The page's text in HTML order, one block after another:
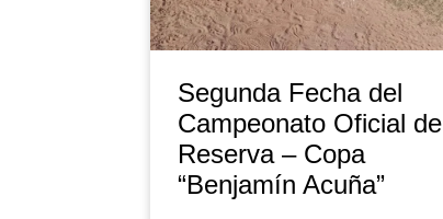
Segunda Fecha del
Campeonato Oficial de
Reserva – Copa
“Benjamín Acuña”